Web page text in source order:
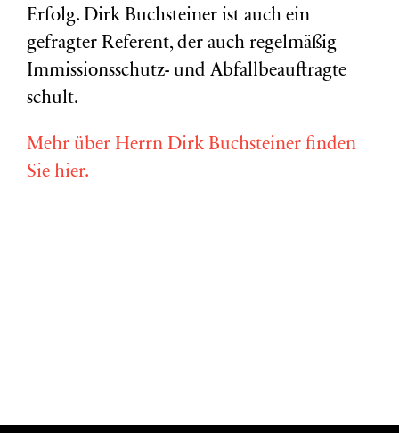
Erfolg. Dirk Buchsteiner ist auch ein
gefragter Referent, der auch regelmäßig
Immissionsschutz- und Abfallbeauftragte
schult.
Mehr über Herrn Dirk Buchsteiner finden
Sie hier.